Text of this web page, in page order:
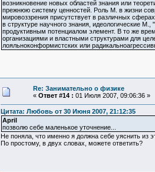
возникновение новых областей знания или
прежнюю систему ценностей. Роль М. в жизни
мировоззрения присутствует в различных
в структуре научного знания, идеологические
продуктивным потенциалом элемент. В то же
организациями и властными структурами для
лояльноконформистских или
Re: Занимательно о физике
« Ответ #14 : 01 Июля 2007, 09:06:36 »
Цитата: Любовь от 30 Июня 2007, 21:12:35
April
позволю себе маленькое уточнение...
Не поняла, что именно я должна себе уяснить из
По простому, в двух словах, можете ответить?